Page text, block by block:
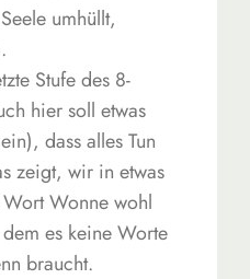
umhüllt,
Stufe des 8-
hier soll etwas
dass alles Tun
zeigt, wir in etwas
Wort Wonne wohl
es keine Worte
braucht.